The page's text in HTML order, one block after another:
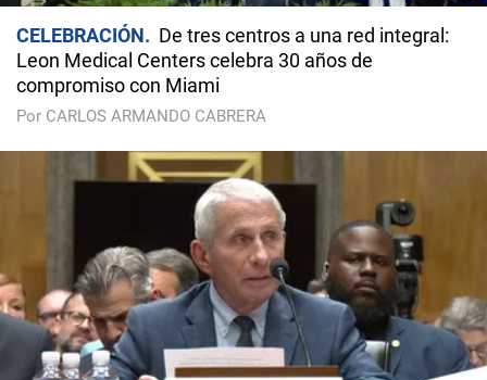
CELEBRACIÓN
De tres centros a una red integral:
Leon Medical Centers celebra 30 años de
compromiso con Miami
Por CARLOS ARMANDO CABRERA